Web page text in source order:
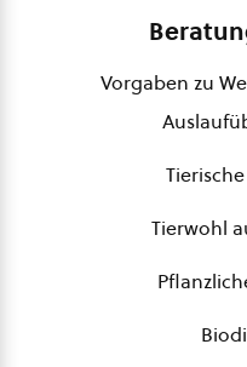
Vorgaben zu
Tierwohl